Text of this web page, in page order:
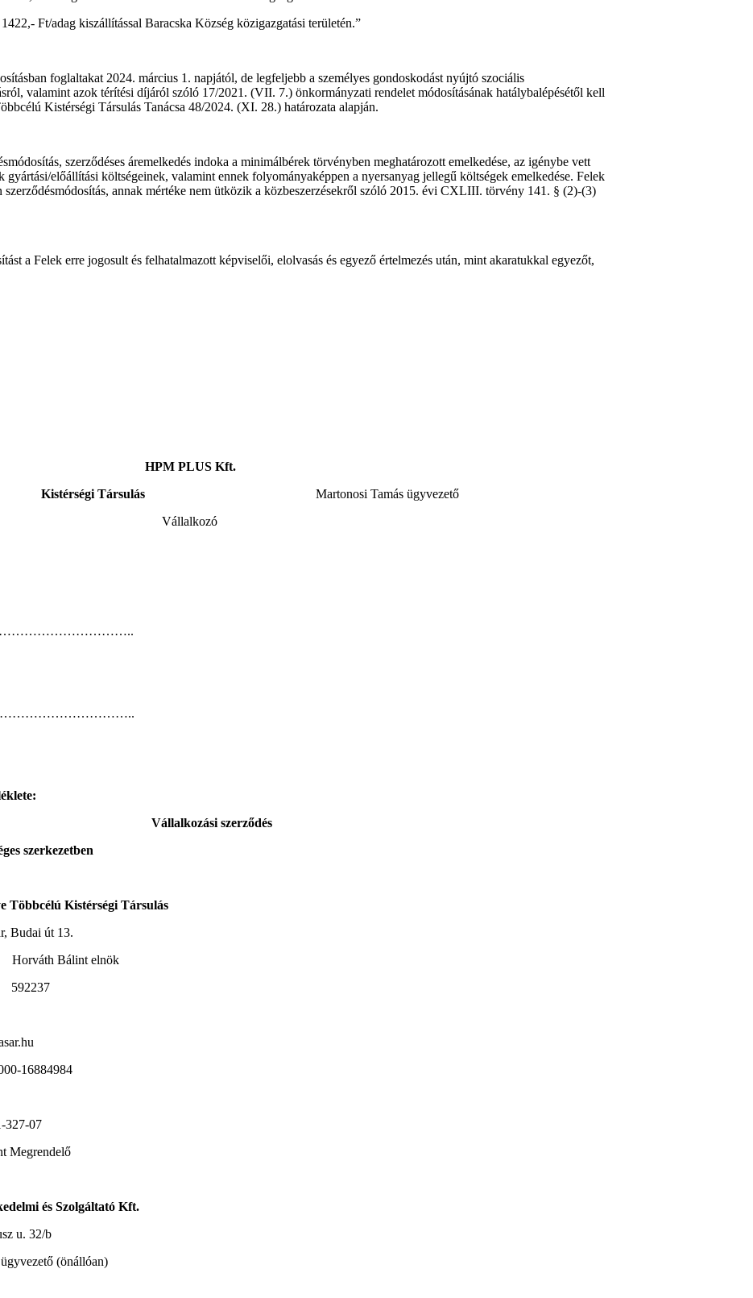
Ft/adag kiszállítással Baracska Község közigazgatási területén.”
foglaltakat 2024. március 1. napjától, de legfeljebb a személyes gondoskodást nyújtó szociális
valamint azok térítési díjáról szóló 17/2021. (VII. 7.) önkormányzati rendelet módosításának hatálybalépésétől kell
Kistérségi Társulás Tanácsa 48/2024. (XI. 28.) határozata alapján.
szerződéses áremelkedés indoka a minimálbérek törvényben meghatározott emelkedése, az igénybe vett
gyártási/előállítási költségeinek, valamint ennek folyományaképpen a nyersanyag jellegű költségek emelkedése. Felek
annak mértéke nem ütközik a közbeszerzésekről szóló 2015. évi CXLIII. törvény 141. § (2)-(3)
a Felek erre jogosult és felhatalmazott képviselői, elolvasás és egyező értelmezés után, mint akaratukkal egyezőt,
HPM PLUS Kft.
Kistérségi TársulásMartonosi Tamás ügyvezető
elnök Vállalkozó
Vállalkozási szerződés
szerkezetben
Többcélú Kistérségi Társulás
út 13.
Bálint elnök
16884984
327-07
Megrendelő
és Szolgáltató Kft.
32/b
(önállóan)